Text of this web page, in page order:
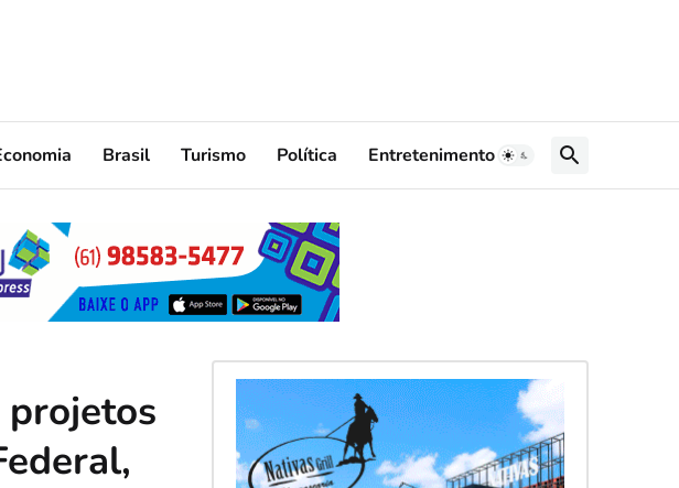
Brasil Turismo Política Entretenimento
projetos